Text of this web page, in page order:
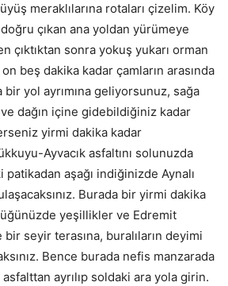
meraklılarına rotaları çizelim. Köy
çıkan ana yoldan yürümeye
çıktıktan sonra yokuş yukarı orman
beş dakika kadar çamların arasında
yol ayrımına geliyorsunuz, sağa
dağın içine gidebildiğiniz kadar
yirmi dakika kadar
Ayvacık asfaltını solunuzda
aşağı indiğinizde Aynalı
Burada bir yirmi dakika
yeşillikler ve Edremit
seyir terasına, buralıların deyimi
Bence burada nefis manzarada
ayrılıp soldaki ara yola girin.